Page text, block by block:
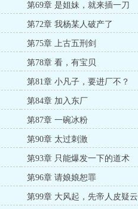
第69章 是姐妹，就来插一刀
第72章 我杨某人破产了
第75章 上古五刑剑
第78章 看，有宝贝
第81章 小凡子，要进厂不？
第84章 加入东厂
第87章 一碗冰粉
第90章 太过刺激
第93章 只能爆发一下的道术
第96章 请娘娘恕罪
第99章 大风起，先帝人皮疑云